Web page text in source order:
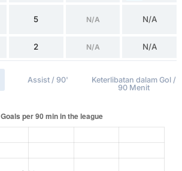
5 N/A N/A
2 N/A N/A
Assist / 90'
Keterlibatan dalam Gol /
90 Menit